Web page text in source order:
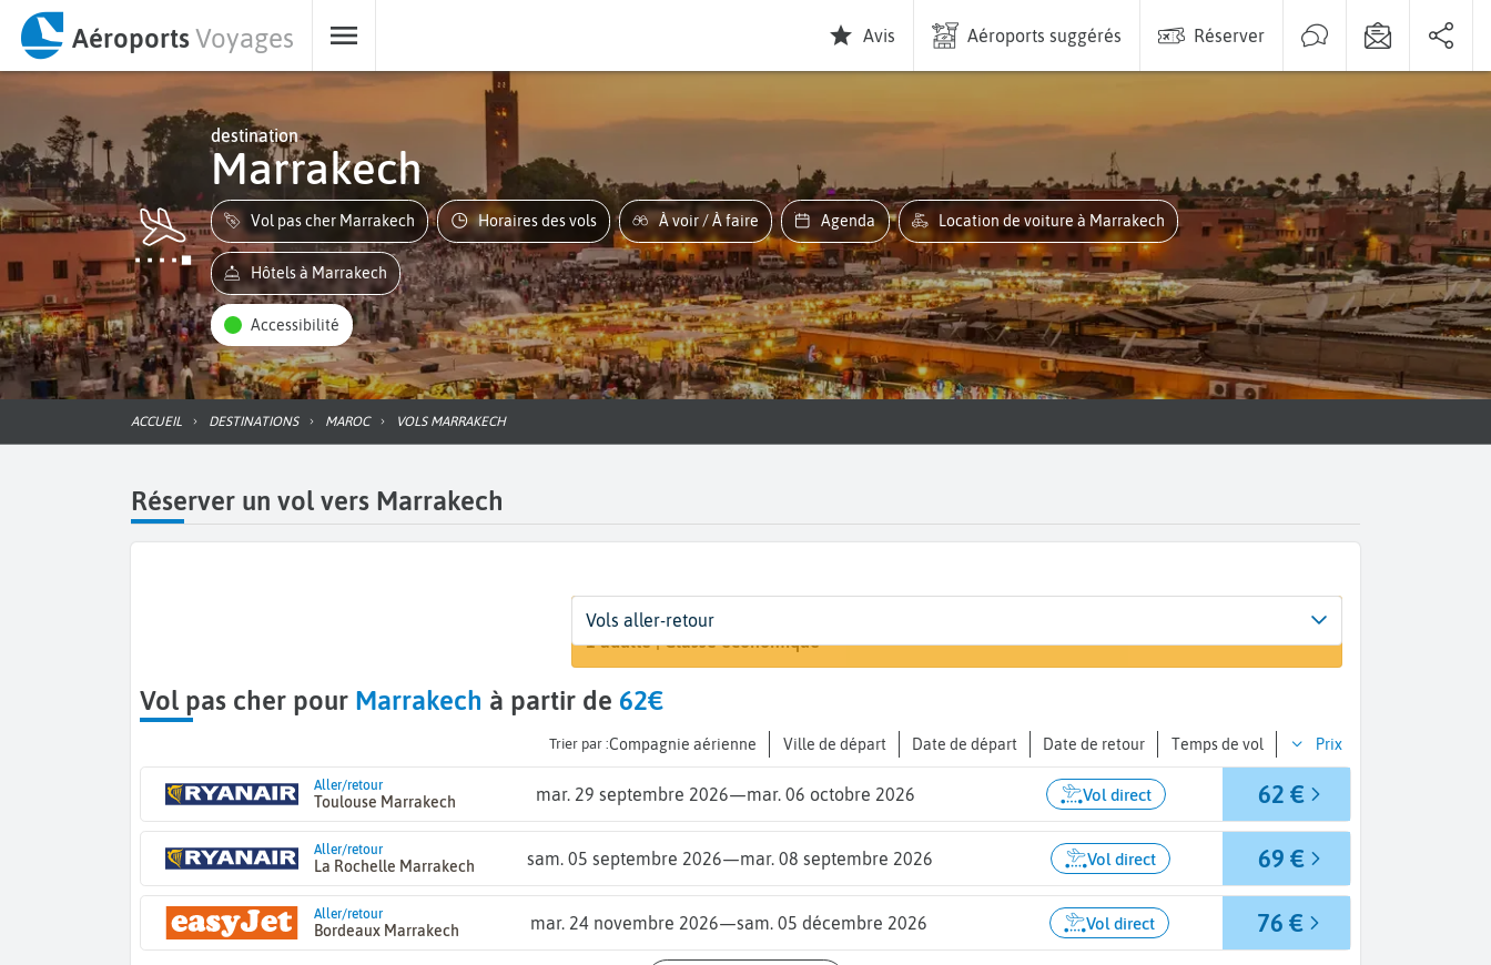
AéroportsVoyages Avis Aéroports suggérés Réserver
destination
Marrakech
Vol pas cher Marrakech Horaires des vols À voir / À faire Agenda Location de voiture à Marrakech
Hôtels à Marrakech
Accessibilité
ACCUEIL DESTINATIONS MAROC VOLS MARRAKECH
Réserver un vol vers Marrakech
Départ
De... Marrakech (RAK)
Dates
Dates de votre voyage
Voyageurs | Classe
1 adulte | Classe économique
Vols aller-retour
Vol pas cher pour Marrakech à partir de 62€
Trier par : Compagnie aérienne Ville de départ Date de départ Date de retour Temps de vol Prix
Aller/retour
Toulouse Marrakech mar. 29 septembre 2026—mar. 06 octobre 2026 Vol direct 62 €
Aller/retour
La Rochelle Marrakech sam. 05 septembre 2026—mar. 08 septembre 2026 Vol direct 69 €
Aller/retour
Bordeaux Marrakech mar. 24 novembre 2026—sam. 05 décembre 2026 Vol direct 76 €